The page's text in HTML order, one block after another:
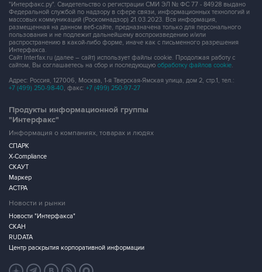
"Интерфакс.ру". Свидетельство о регистрации СМИ ЭЛ № ФС 77 - 84928 выдано
Федеральной службой по надзору в сфере связи, информационных технологий и
массовых коммуникаций (Роскомнадзор) 21.03.2023. Вся информация,
размещенная на данном веб-сайте, предназначена только для персонального
пользования и не подлежит дальнейшему воспроизведению и/или
распространению в какой-либо форме, иначе как с письменного разрешения
Интерфакса.
Сайт Interfax.ru (далее – сайт) использует файлы cookie. Продолжая работу с
сайтом, Вы соглашаетесь на сбор и последующую обработку файлов cookie.
Адрес: Россия, 127006, Москва, 1-я Тверская-Ямская улица, дом 2, стр.1, тел.:
+7 (499) 250-98-40, факс: +7 (499) 250-97-27
Продукты информационной группы
"Интерфакс"
Информация о компаниях, товарах и людях
СПАРК
X-Compliance
СКАУТ
Маркер
АСТРА
Новости и рынки
Новости "Интерфакса"
СКАН
RUDATA
Центр раскрытия корпоративной информации